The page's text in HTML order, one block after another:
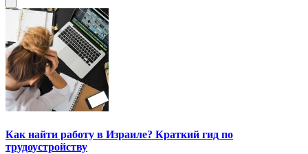
Как найти работу в Израиле? Краткий гид по
трудоустройству